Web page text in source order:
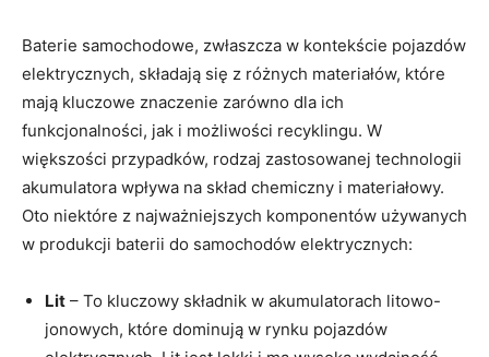
Baterie samochodowe, zwłaszcza w kontekście pojazdów
elektrycznych, składają się z różnych materiałów, które
mają kluczowe znaczenie zarówno dla ich
funkcjonalności,⁢ jak i możliwości recyklingu. W
większości przypadków, rodzaj⁢ zastosowanej technologii
akumulatora wpływa ⁢na skład chemiczny i materiałowy.
‌Oto niektóre z najważniejszych komponentów używanych
w⁤ produkcji baterii do samochodów elektrycznych:
Lit – To kluczowy składnik w​ akumulatorach litowo-
jonowych, które dominują w rynku pojazdów